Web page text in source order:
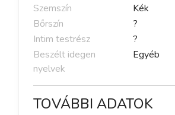
Szemszín
Kék
Bőrszín
?
Intim testrész
?
Beszélt idegen
nyelvek
Egyéb
TOVÁBBI ADATOK